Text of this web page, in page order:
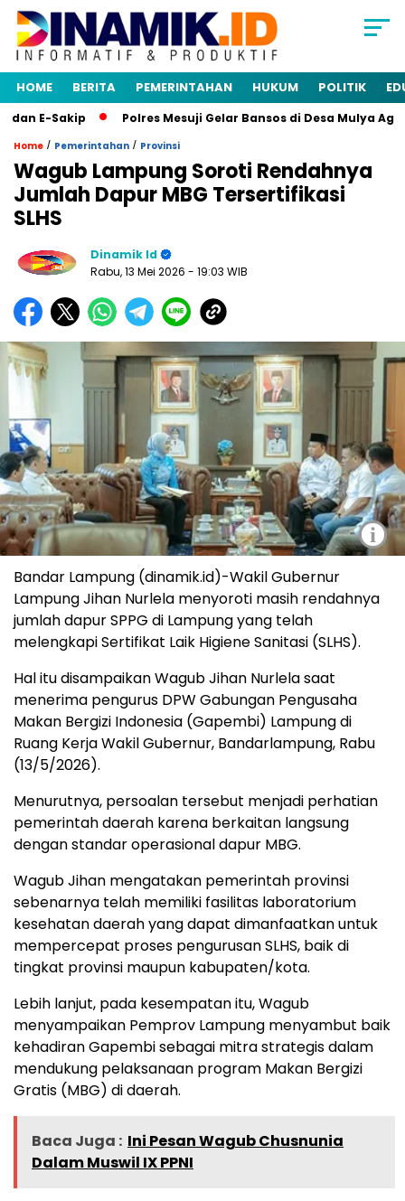
HOME BERITA PEMERINTAHAN HUKUM POLITIK
E-Sakip Polres Mesuji Gelar Bansos di Desa Mulya
Home / Pemerintahan / Provinsi
Wagub Lampung Soroti Rendahnya
Jumlah Dapur MBG Tersertifikasi
SLHS
Dinamik Id
Rabu, 13 Mei 2026 - 19:03 WIB
i
Bandar Lampung (dinamik.id)-Wakil Gubernur
Lampung Jihan Nurlela menyoroti masih rendahnya
jumlah dapur SPPG di Lampung yang telah
melengkapi Sertifikat Laik Higiene Sanitasi (SLHS).
Hal itu disampaikan Wagub Jihan Nurlela saat
menerima pengurus DPW Gabungan Pengusaha
Makan Bergizi Indonesia (Gapembi) Lampung di
Ruang Kerja Wakil Gubernur, Bandarlampung, Rabu
(13/5/2026).
Menurutnya, persoalan tersebut menjadi perhatian
pemerintah daerah karena berkaitan langsung
dengan standar operasional dapur MBG.
Wagub Jihan mengatakan pemerintah provinsi
sebenarnya telah memiliki fasilitas laboratorium
kesehatan daerah yang dapat dimanfaatkan untuk
mempercepat proses pengurusan SLHS, baik di
tingkat provinsi maupun kabupaten/kota.
Lebih lanjut, pada kesempatan itu, Wagub
menyampaikan Pemprov Lampung menyambut baik
kehadiran Gapembi sebagai mitra strategis dalam
mendukung pelaksanaan program Makan Bergizi
Gratis (MBG) di daerah.
Baca Juga : Ini Pesan Wagub Chusnunia
Dalam Muswil IX PPNI